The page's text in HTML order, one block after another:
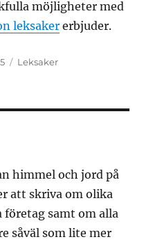
möjligheter med
leksaker erbjuder.
Kategorier
Leksaker
himmel och jord på
att skriva om olika
företag samt om alla
såväl som lite mer